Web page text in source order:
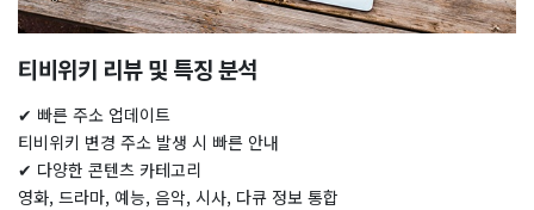
​티비위키 리뷰 및 특징 분석
✔ 빠른 주소 업데이트
티비위키 변경 주소 발생 시 빠른 안내
✔ 다양한 콘텐츠 카테고리
영화, 드라마, 예능, 음악, 시사, 다큐 정보 통합